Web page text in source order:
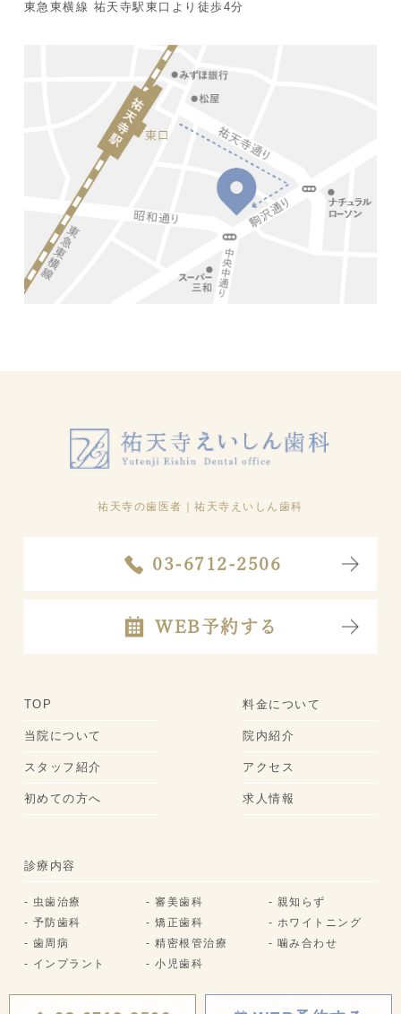
東急東横線 祐天寺駅東口より徒歩4分
祐天寺の歯医者 ｜祐天寺えいしん歯科
03-6712-2506
WEB予約する
TOP
当院について
スタッフ紹介
初めての方へ
料金について
院内紹介
アクセス
求人情報
診療内容
- 虫歯治療
- 予防歯科
- 歯周病
- インプラント
- 審美歯科
- 矯正歯科
- 精密根管治療
- 小児歯科
- 親知らず
- ホワイトニング
- 噛み合わせ